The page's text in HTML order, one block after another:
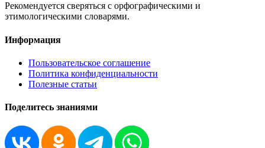
Рекомендуется сверяться с орфографическими и
этимологическими словарями.
Информация
Пользовательское соглашение
Политика конфиденциальности
Полезные статьи
Поделитесь знаниями